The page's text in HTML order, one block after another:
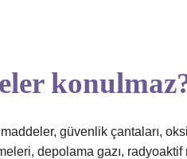
maddeler, güvenlik çantaları,
depolama gazı, radyoaktif